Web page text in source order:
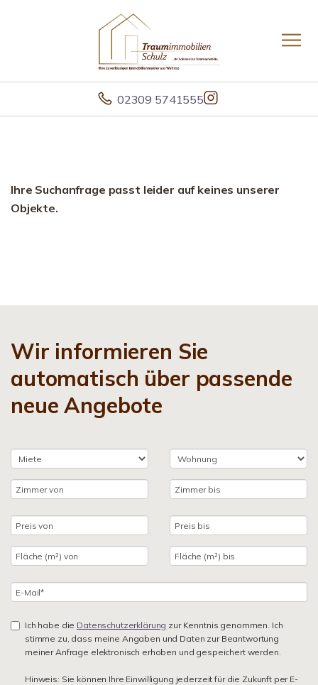
02309 5741555
Ihre Suchanfrage passt leider auf keines unserer
Objekte.
Wir informieren Sie
automatisch über passende
neue Angebote
Ich habe die Datenschutzerklärung zur Kenntnis genommen. Ich
stimme zu, dass meine Angaben und Daten zur Beantwortung
meiner Anfrage elektronisch erhoben und gespeichert werden.
Hinweis: Sie können Ihre Einwilligung jederzeit für die Zukunft per E-